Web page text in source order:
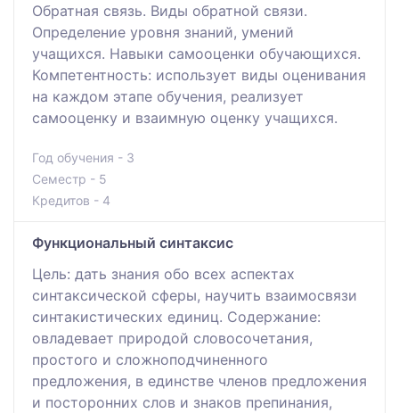
Обратная связь. Виды обратной связи.
Определение уровня знаний, умений
учащихся. Навыки самооценки обучающихся.
Компетентность: использует виды оценивания
на каждом этапе обучения, реализует
самооценку и взаимную оценку учащихся.
Год обучения - 3
Семестр - 5
Кредитов - 4
Функциональный синтаксис
Цель: дать знания обо всех аспектах
синтаксической сферы, научить взаимосвязи
синтакистических единиц. Содержание:
овладевает природой словосочетания,
простого и сложноподчиненного
предложения, в единстве членов предложения
и посторонних слов и знаков препинания,